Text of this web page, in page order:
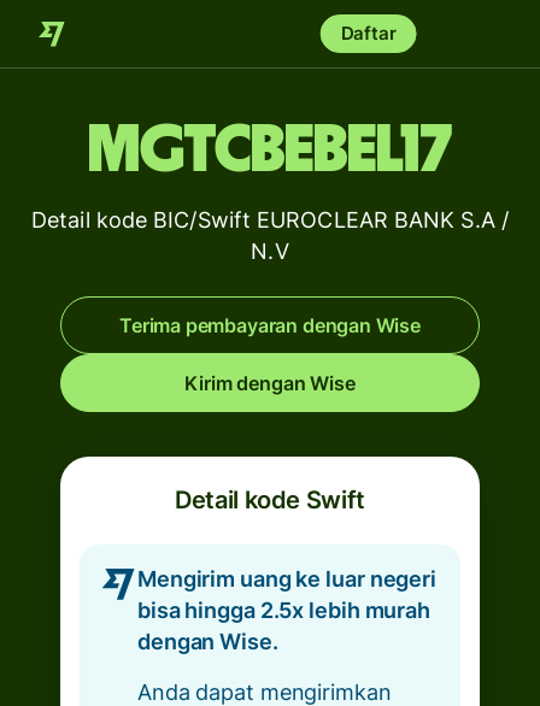
Daftar
MGTCBEBEL17
Detail kode BIC/Swift EUROCLEAR BANK S.A /
N.V
Terima pembayaran dengan Wise
Kirim dengan Wise
Detail kode Swift
Mengirim uang ke luar negeri
bisa hingga 2.5x lebih murah
dengan Wise.
Anda dapat mengirimkan